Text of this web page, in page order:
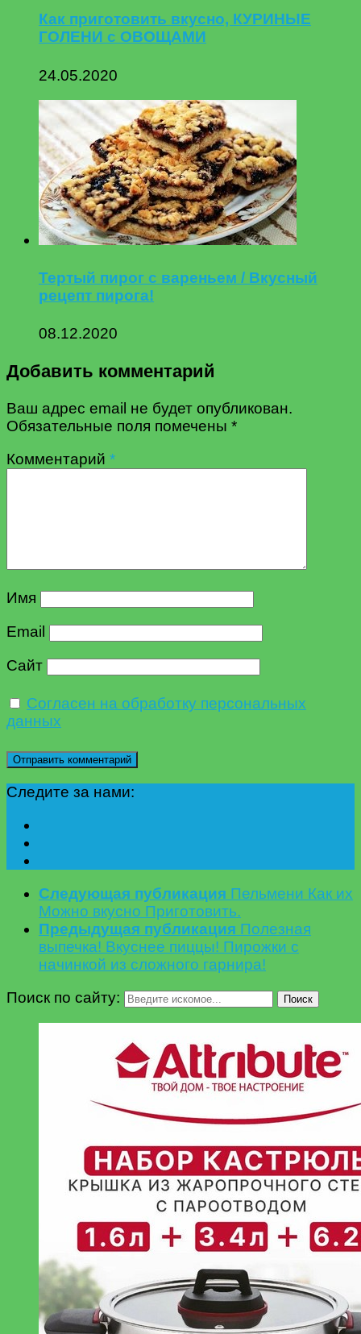
Как приготовить вкусно, КУРИНЫЕ
ГОЛЕНИ с ОВОЩАМИ
24.05.2020
Тертый пирог с вареньем / Вкусный
рецепт пирога!
08.12.2020
Добавить комментарий
Ваш адрес email не будет опубликован.
Обязательные поля помечены *
Комментарий *
Имя
Email
Сайт
Согласен на обработку персональных
данных
Следите за нами:
Следующая публикация Пельмени Как их
Можно вкусно Приготовить.
Предыдущая публикация Полезная
выпечка! Вкуснее пиццы! Пирожки с
начинкой из сложного гарнира!
Поиск по сайту:
Поиск